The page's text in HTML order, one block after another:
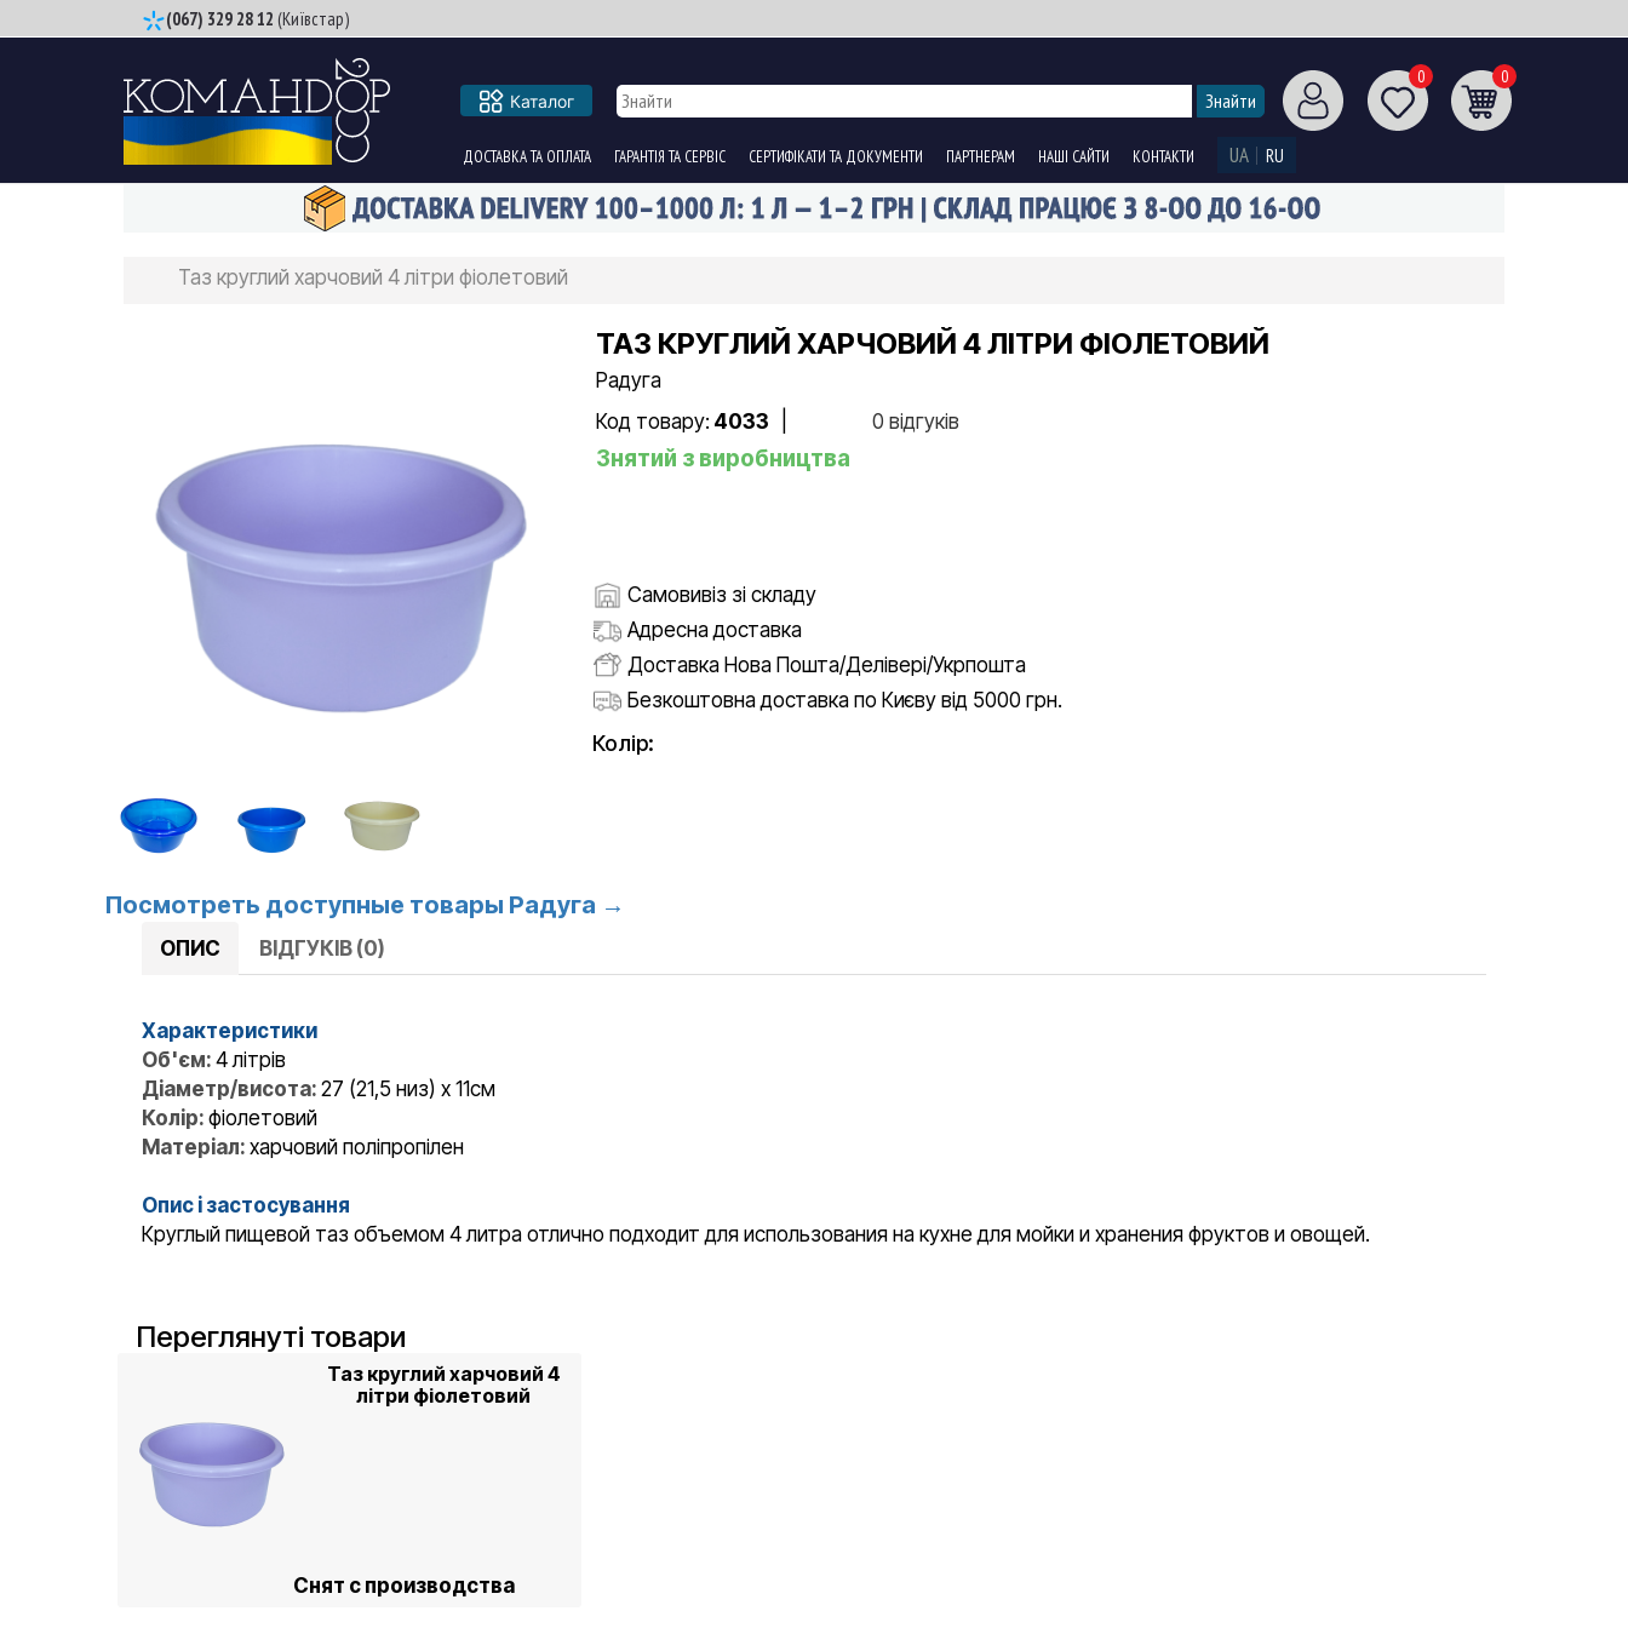
(067) 329 28 12 (Київстар)
Каталог
0 0
ДОСТАВКА ТА ОПЛАТА ГАРАНТІЯ ТА СЕРВІС СЕРТИФІКАТИ ТА ДОКУМЕНТИ ПАРТНЕРАМ НАШІ САЙТИ КОНТАКТИ UA RU
Таз круглий харчовий 4 літри фіолетовий
ТАЗ КРУГЛИЙ ХАРЧОВИЙ 4 ЛІТРИ ФІОЛЕТОВИЙ
Радуга
Код товару: 4033 0 відгуків
Знятий з виробництва
Самовивіз зі складу
Адресна доставка
Доставка Нова Пошта/Делівері/Укрпошта
Безкоштовна доставка по Києву від 5000 грн.
Колір:
Посмотреть доступные товары Радуга →
ОПИС ВІДГУКІВ (0)
Характеристики
Об'єм: 4 літрів
Діаметр/висота: 27 (21,5 низ) x 11см
Колір: фіолетовий
Матеріал: харчовий поліпропілен
Опис і застосування
Круглый пищевой таз объемом 4 литра отлично подходит для использования на кухне для мойки и хранения фруктов и овощей.
Переглянуті товари
Таз круглий харчовий 4
літри фіолетовий
Снят с производства